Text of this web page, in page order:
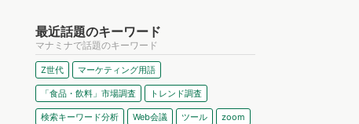
最近話題のキーワード
マナミナで話題のキーワード
Z世代 マーケティング用語
「食品・飲料」市場調査 トレンド調査
検索キーワード分析 Web会議 ツール zoom